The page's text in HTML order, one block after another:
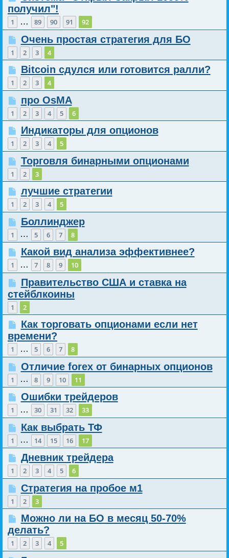
получил"!
1 … 89 90 91 92
Очень простая стратегия для БО
1 2 3 4
Bitcoin сдулся или готовится ралли?
1 2 3 4
про OsMA
1 2 3 4 5 6
Индикаторы для опционов
1 2 3 4 5
Торговля бинарными опционами
1 2 3
лучшие стратегии
1 2 3 4 5
Боллинджер
1 … 5 6 7 8
Какой вид анализа эффективнее?
1 … 7 8 9 10
Правительство США и ставка на
стейблкоины
1 2
Как торговать опционами если нет
времени?
1 … 5 6 7 8
Отличие forex от бинарных опционов
1 … 8 9 10 11
Ошибки трейдеров
1 … 30 31 32 33
Как выбрать ТФ
1 … 14 15 16 17
Дневник трейдера
1 2 3 4 5 6
Стратегия на пробое м1
1 2 3
Можно ли на БО в месяц 50-70%
делать?
1 2 3 4 5